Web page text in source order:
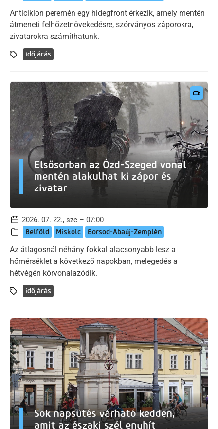
Anticiklon peremén egy hidegfront érkezik, amely mentén
átmeneti felhőzetnövekedésre, szórványos záporokra,
zivatarokra számíthatunk.
időjárás
Elsősorban az Ózd-Szeged vonal
mentén alakulhat ki zápor és
zivatar
2026. 07. 22., sze – 07:00
Belföld Miskolc Borsod-Abaúj-Zemplén
Az átlagosnál néhány fokkal alacsonyabb lesz a
hőmérséklet a következő napokban, melegedés a
hétvégén körvonalazódik.
időjárás
Sok napsütés várható kedden,
amit az északi szél enyhít